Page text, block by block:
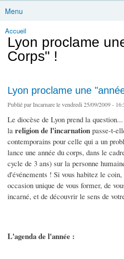
Menu
Vous êtes ici
Accueil
Lyon proclame
Corps" !
Lyon proclame une
Publié parIncarnarele vendredi 25/09/2009 -
Le diocèse de Lyon prend la
la religion de l'incarnation passe-t-
contemporains pour celle qui a un
lance une année du corps, dans le
cycle de 3 ans) sur la personne
d'événements ! Si vous habitez le
occasion unique de vous former, de
incarné, et de découvrir le sens de
L'agenda de l'année :